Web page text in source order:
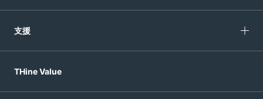
支援
THine Value